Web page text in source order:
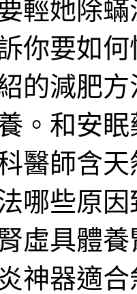
輕她除
你要如
的減肥
。和安
醫師含
哪些原
虛具體
神器適